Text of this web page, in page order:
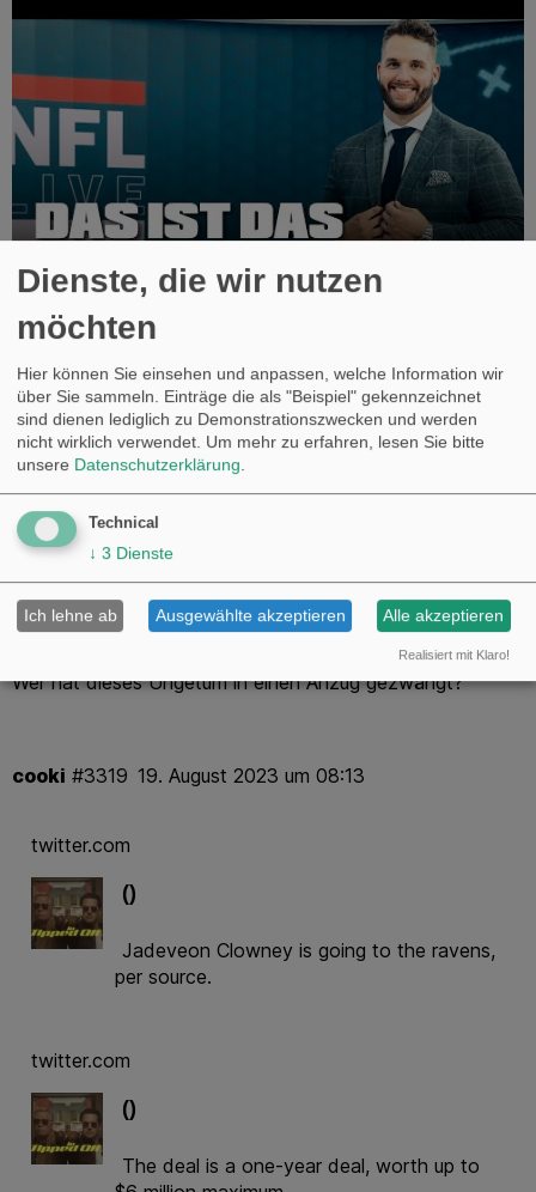
1 Like
Shimney 18. August 2023 um 11:16
#3317
Werner einfach bester Mann.
Mag ja solche behind the screen Vlogs/Aufzeichnungen.
K_Ramasow 19. August 2023 um 07:34
#3318
Wer hat dieses Ungetüm in einen Anzug gezwängt?
cooki 19. August 2023 um 08:13
#3319
twitter.com
()
Jadeveon Clowney is going to the ravens,
twitter.com
()
The deal is a one-year deal, worth up to
Dienste, die wir nutzen
möchten
Hier können Sie einsehen und anpassen, welche Information wir
über Sie sammeln. Einträge die als "Beispiel" gekennzeichnet
sind dienen lediglich zu Demonstrationszwecken und werden
nicht wirklich verwendet. Um mehr zu erfahren, lesen Sie bitte
unsere Datenschutzerklärung
Technical
↓ 3 Dienste
Ich lehne ab Ausgewählte akzeptieren Alle akzeptieren
Realisiert mit Klaro!